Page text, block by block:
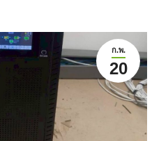
ก.พ.
20